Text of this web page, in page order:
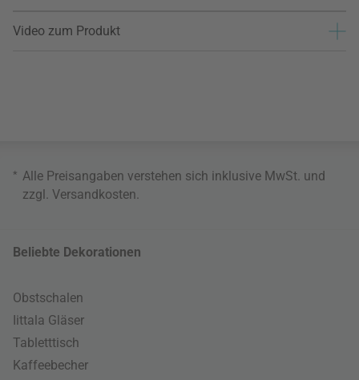
Video zum Produkt
* Alle Preisangaben verstehen sich inklusive MwSt. und
zzgl. Versandkosten
Beliebte Dekorationen
Obstschalen
Iittala Gläser
Tabletttisch
Kaffeebecher